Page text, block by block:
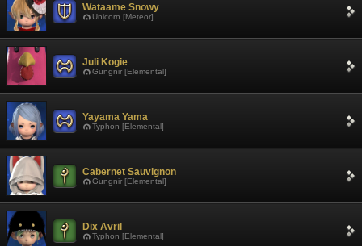
Wataame Snowy
Unicorn [Meteor]
Juli Kogie
Gungnir [Elemental]
Yayama Yama
Typhon [Elemental]
Cabernet Sauvignon
Gungnir [Elemental]
Dix Avril
Typhon [Elemental]